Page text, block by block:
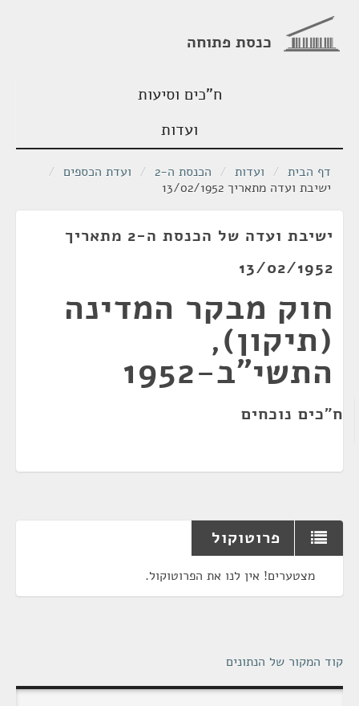
כנסת פתוחה
ח"כים וסיעות
ועדות
דף הבית / ועדות / הכנסת ה-2 / ועדת הכספים /
ישיבת ועדה מתאריך 13/02/1952
ישיבת ועדה של הכנסת ה-2 מתאריך
13/02/1952
חוק מבקר המדינה
(תיקון),
התשי"ב-1952
ח"כים נוכחים
פרוטוקול
מצטערים! אין לנו את הפרוטוקול.
קוד המקור של הנתונים